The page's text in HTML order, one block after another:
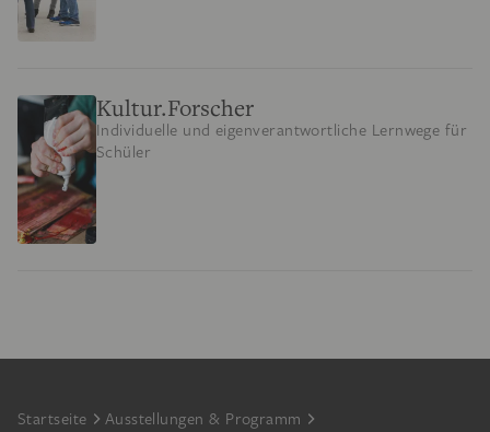
Kultur.Forscher
Individuelle und eigenverantwortliche Lernwege für
Schüler
Footer
Startseite
Ausstellungen & Programm